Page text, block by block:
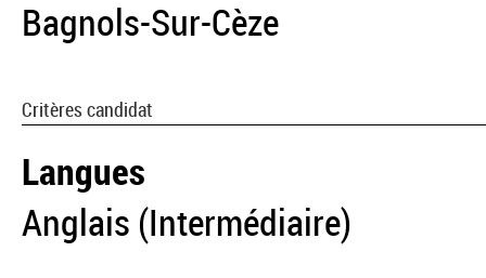
Bagnols-Sur-Cèze
Critères candidat
Langues
Anglais (Intermédiaire)